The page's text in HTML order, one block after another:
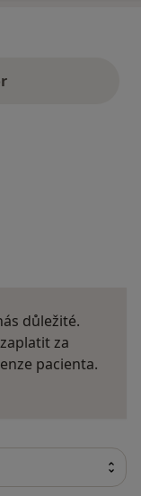
důležité.
za
pacienta.